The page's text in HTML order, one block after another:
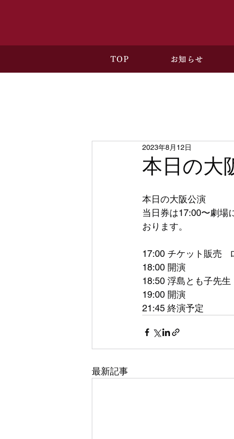
TOP お知らせ
本日の大
2023年8月12日
本日の大阪公演
当日券は17:00〜劇場
おります。
17:00 チケット販売
18:00 開演
18:50 浮島とも子先
19:00 開演
21:45 終演予定
最新記事